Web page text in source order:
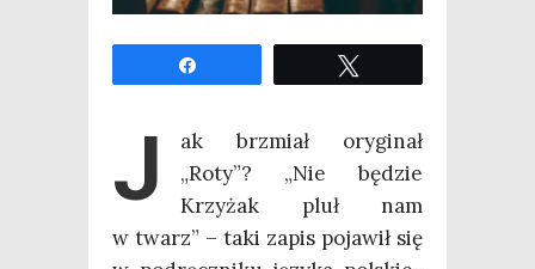
J
ak brzmiał ory­gi­nał
„Roty”? „Nie będzie
Krzy­żak pluł nam
w twarz” – taki zapis poja­wił się